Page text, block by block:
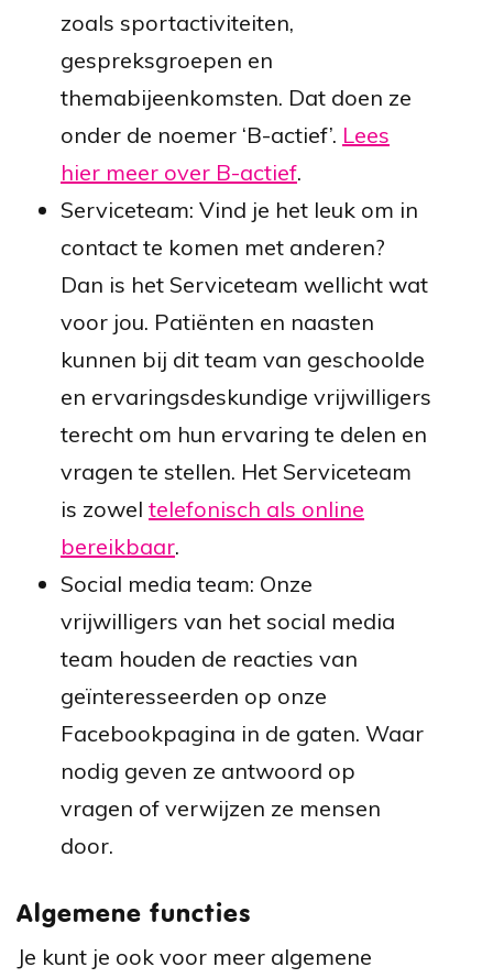
zoals sportactiviteiten,
gespreksgroepen en
themabijeenkomsten. Dat doen ze
onder de noemer ‘B-actief’. Lees
hier meer over B-actief.
Serviceteam: Vind je het leuk om in
contact te komen met anderen?
Dan is het Serviceteam wellicht wat
voor jou. Patiënten en naasten
kunnen bij dit team van geschoolde
en ervaringsdeskundige vrijwilligers
terecht om hun ervaring te delen en
vragen te stellen. Het Serviceteam
is zowel telefonisch als online
bereikbaar.
Social media team: Onze
vrijwilligers van het social media
team houden de reacties van
geïnteresseerden op onze
Facebookpagina in de gaten. Waar
nodig geven ze antwoord op
vragen of verwijzen ze mensen
door.
Algemene functies
Je kunt je ook voor meer algemene